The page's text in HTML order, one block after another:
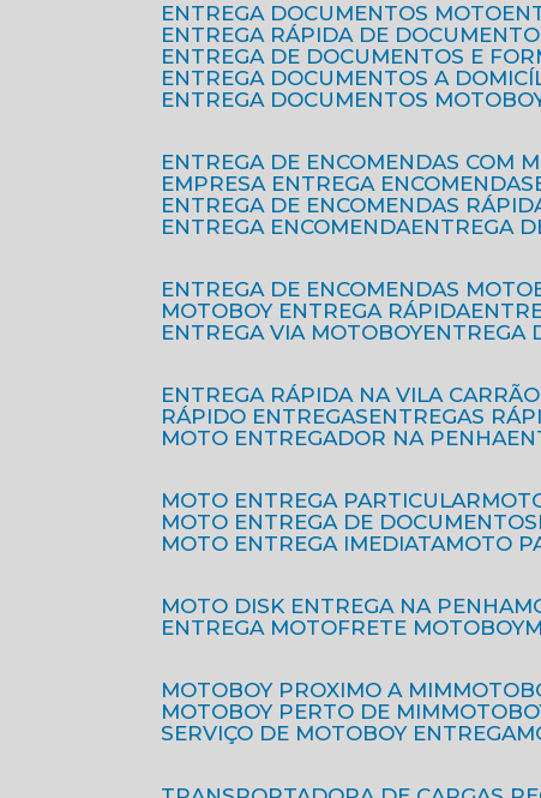
ENTREGA DOCUMENTOS MOTO
ENTREGA RÁPIDA DE
ENTREGA DE DOCUMENTOS E
ENTREGA DOCUMENTOS A
ENTREGA DOCUMENTOS
ENTREGA DE ENCOMENDAS COM
EMPRESA ENTREGA ENCOMENDAS
ENTREGA DE ENCOMENDAS
ENTREGA ENCOMENDA
ENTREGA
ENTREGA DE ENCOMENDAS
MOTOBOY ENTREGA RÁPIDA
ENTREGA VIA MOTOBOY
ENTREGA RÁPIDA NA VILA CARRÃO
RÁPIDO ENTREGAS
ENTREGAS
MOTO ENTREGADOR NA PENHA
MOTO ENTREGA PARTICULAR
MOTO ENTREGA DE DOCUMENTOS
MOTO ENTREGA IMEDIATA
MOTO
MOTO DISK ENTREGA NA PENHA
ENTREGA MOTO
FRETE MOTOBOY
MOTOBOY PROXIMO A MIM
MOTOBOY PERTO DE MIM
SERVIÇO DE MOTOBOY ENTREGA